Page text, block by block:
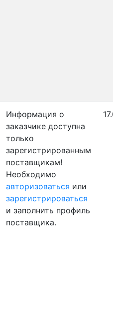
Информация о
заказчике доступна
только
зарегистрированным
поставщикам!
Необходимо
авторизоваться или
зарегистрироваться
и заполнить профиль
поставщика.